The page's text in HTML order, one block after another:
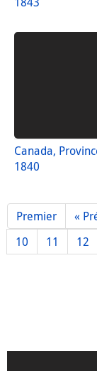
Canada,
1840
Premier «
10
11 12